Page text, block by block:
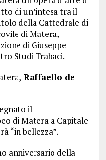
di un’intesa tra il
della Cattedrale di
di Matera,
di Giuseppe
Studi Trabaci.
Raffaello de
il
di Matera a Capitale
“in bellezza”.
anniversario della